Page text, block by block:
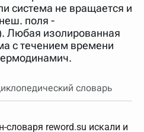
система не вращается и
поля -
Любая изолированная
с течением времени
словарь
reword.su искали и